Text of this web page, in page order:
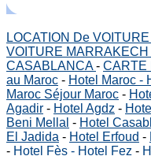
LOCATION De
VOITURE MARRAKECH
CASABLANCA- CARTE
au Maroc - Hotel Maroc -
Maroc Séjour Maroc -
Agadir - Hotel Agdz -
Beni Mellal - Hotel
El Jadida - Hotel Erfoud -
- Hotel Fès - Hotel Fez -